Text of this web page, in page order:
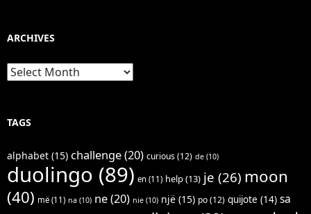
ARCHIVES
Archives
TAGS
alphabet (15) challenge(20) curious(12) de (10)
duolingo (89) en (11) help(13) je (26) moon
(40) më (11) na (10) ne(20) nie (10) një (15) po(12) quijote (14) sa